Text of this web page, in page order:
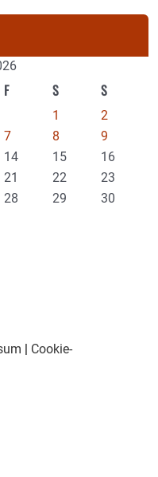
F S S
1
2
7 8
9
14 15
16
21 22
23
28 29
30
Cookie-